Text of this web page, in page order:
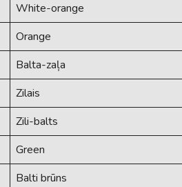
White-orange
Orange
Balta-zaļa
Zilais
Zili-balts
Green
Balti brūns